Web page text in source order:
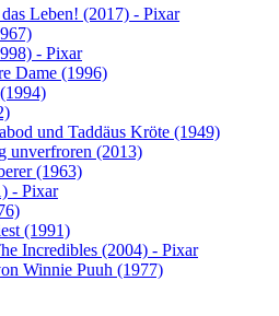
Leben! (2017) - Pixar
- Pixar
Dame (1996)
und Taddäus Kröte (1949)
unverfroren (2013)
(1963)
- Pixar
(1991)
Incredibles (2004) - Pixar
Winnie Puuh (1977)